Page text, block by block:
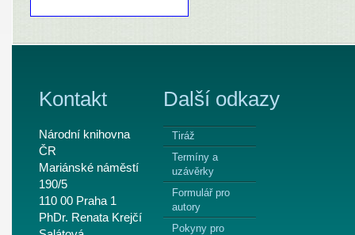
Kontakt
Národní knihovna
ČR
Mariánské náměstí
190/5
110 00 Praha 1
PhDr. Renata Krejčí
Další odkazy
Tiráž
Termíny a
uzávěrky
Formulář pro
autory
Pokyny pro